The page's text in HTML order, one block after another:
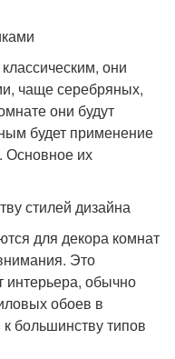
они
чаще серебряных,
они будут
будет применение
Основное их
стилей дизайна
для декора комнат
Это
интерьера, обычно
обоев в
большинству типов